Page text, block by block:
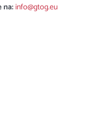
na:info@gtog.eu